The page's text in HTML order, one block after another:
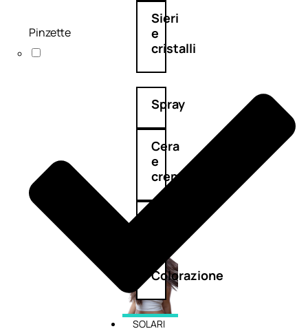
Sieri
e
cristalli
Spray
Cera
e
crema
capelli
Colorazione
SOLARI
Pinzette